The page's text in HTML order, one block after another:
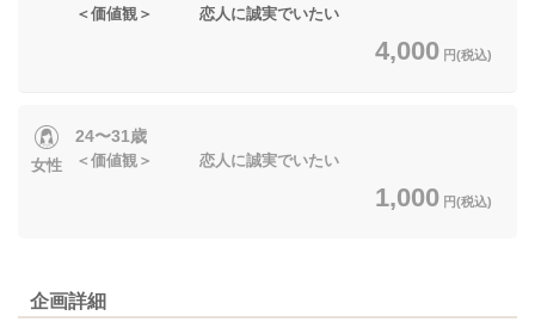
＜価値観＞ 恋人に誠実でいたい
4,000 円(税込)
女性
24〜31歳
＜価値観＞ 恋人に誠実でいたい
1,000 円(税込)
企画詳細